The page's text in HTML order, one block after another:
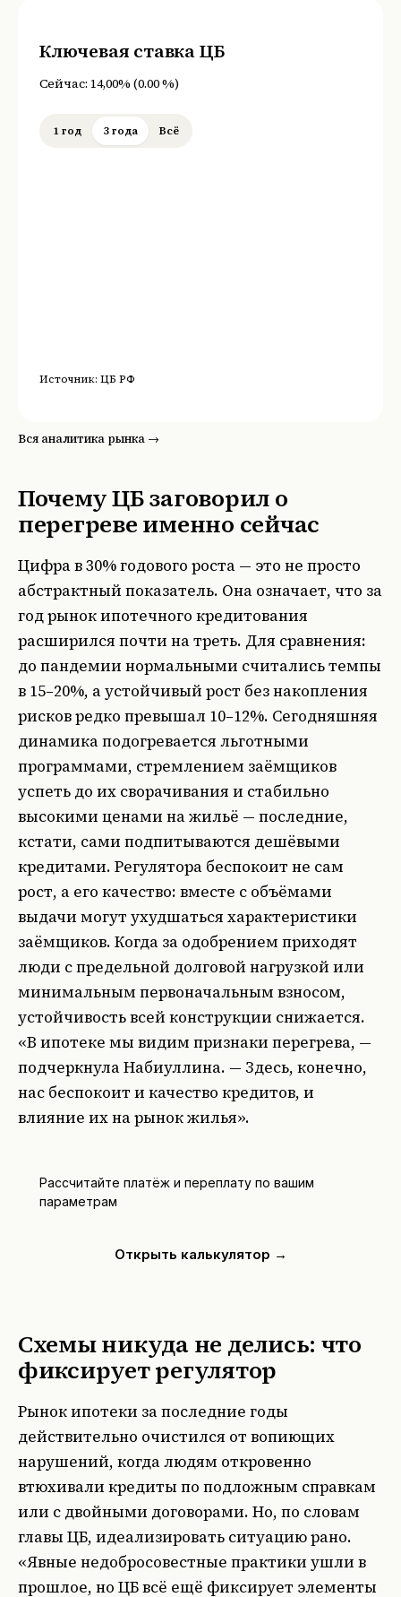
Ключевая ставка ЦБ
Сейчас: 14,00% (0.00%)
1 год 3 года Всё
Источник: ЦБ РФ
Вся аналитика рынка →
Почему ЦБ заговорил о
перегреве именно сейчас
Цифра в 30% годового роста — это не просто
абстрактный показатель. Она означает, что за
год рынок ипотечного кредитования
расширился почти на треть. Для сравнения:
до пандемии нормальными считались темпы
в 15–20%, а устойчивый рост без накопления
рисков редко превышал 10–12%. Сегодняшняя
динамика подогревается льготными
программами, стремлением заёмщиков
успеть до их сворачивания и стабильно
высокими ценами на жильё — последние,
кстати, сами подпитываются дешёвыми
кредитами. Регулятора беспокоит не сам
рост, а его качество: вместе с объёмами
выдачи могут ухудшаться характеристики
заёмщиков. Когда за одобрением приходят
люди с предельной долговой нагрузкой или
минимальным первоначальным взносом,
устойчивость всей конструкции снижается.
«В ипотеке мы видим признаки перегрева, —
подчеркнула Набиуллина. — Здесь, конечно,
нас беспокоит и качество кредитов, и
влияние их на рынок жилья».
Рассчитайте платёж и переплату по вашим
параметрам
Открыть калькулятор →
Схемы никуда не делись: что
фиксирует регулятор
Рынок ипотеки за последние годы
действительно очистился от вопиющих
нарушений, когда людям откровенно
втюхивали кредиты по подложным справкам
или с двойными договорами. Но, по словам
главы ЦБ, идеализировать ситуацию рано.
«Явные недобросовестные практики ушли в
прошлое, но ЦБ всё ещё фиксирует элементы